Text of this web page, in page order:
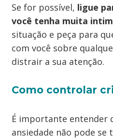
Se for possível, ligue
você tenha muita
situação e peça para
com você sobre
distrair a sua atenção.
Como controlar
É importante entender
ansiedade não pode